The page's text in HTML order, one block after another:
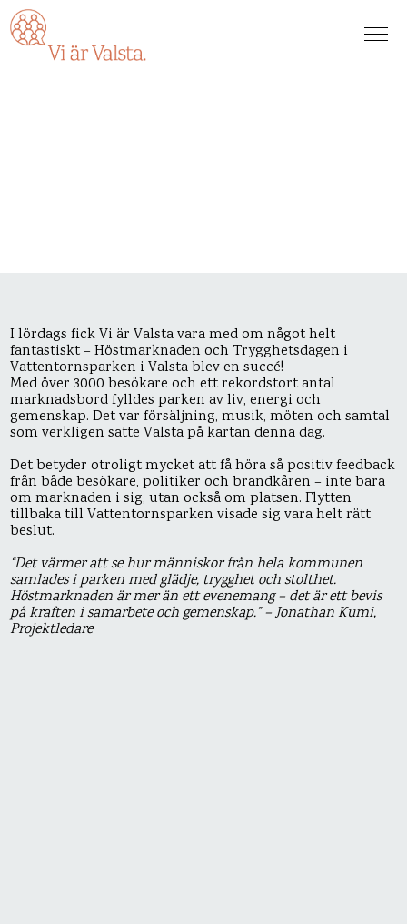
I lördags fick Vi är Valsta vara med om något helt
fantastiskt – Höstmarknaden och Trygghetsdagen i
Vattentornsparken i Valsta blev en succé!
Med över 3000 besökare och ett rekordstort antal
marknadsbord fylldes parken av liv, energi och
gemenskap. Det var försäljning, musik, möten och samtal
som verkligen satte Valsta på kartan denna dag.
Det betyder otroligt mycket att få höra så positiv feedback
från både besökare, politiker och brandkåren – inte bara
om marknaden i sig, utan också om platsen. Flytten
tillbaka till Vattentornsparken visade sig vara helt rätt
beslut.
“Det värmer att se hur människor från hela kommunen
samlades i parken med glädje, trygghet och stolthet.
Höstmarknaden är mer än ett evenemang – det är ett bevis
på kraften i samarbete och gemenskap.” – Jonathan Kumi,
Projektledare